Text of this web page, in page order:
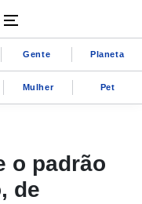
Gente Planeta
Mulher Pet
o padrão
de